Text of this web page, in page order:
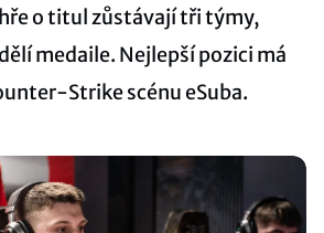
o titul zůstávají tři týmy,
medaile. Nejlepší pozici má
Strike scénu eSuba.